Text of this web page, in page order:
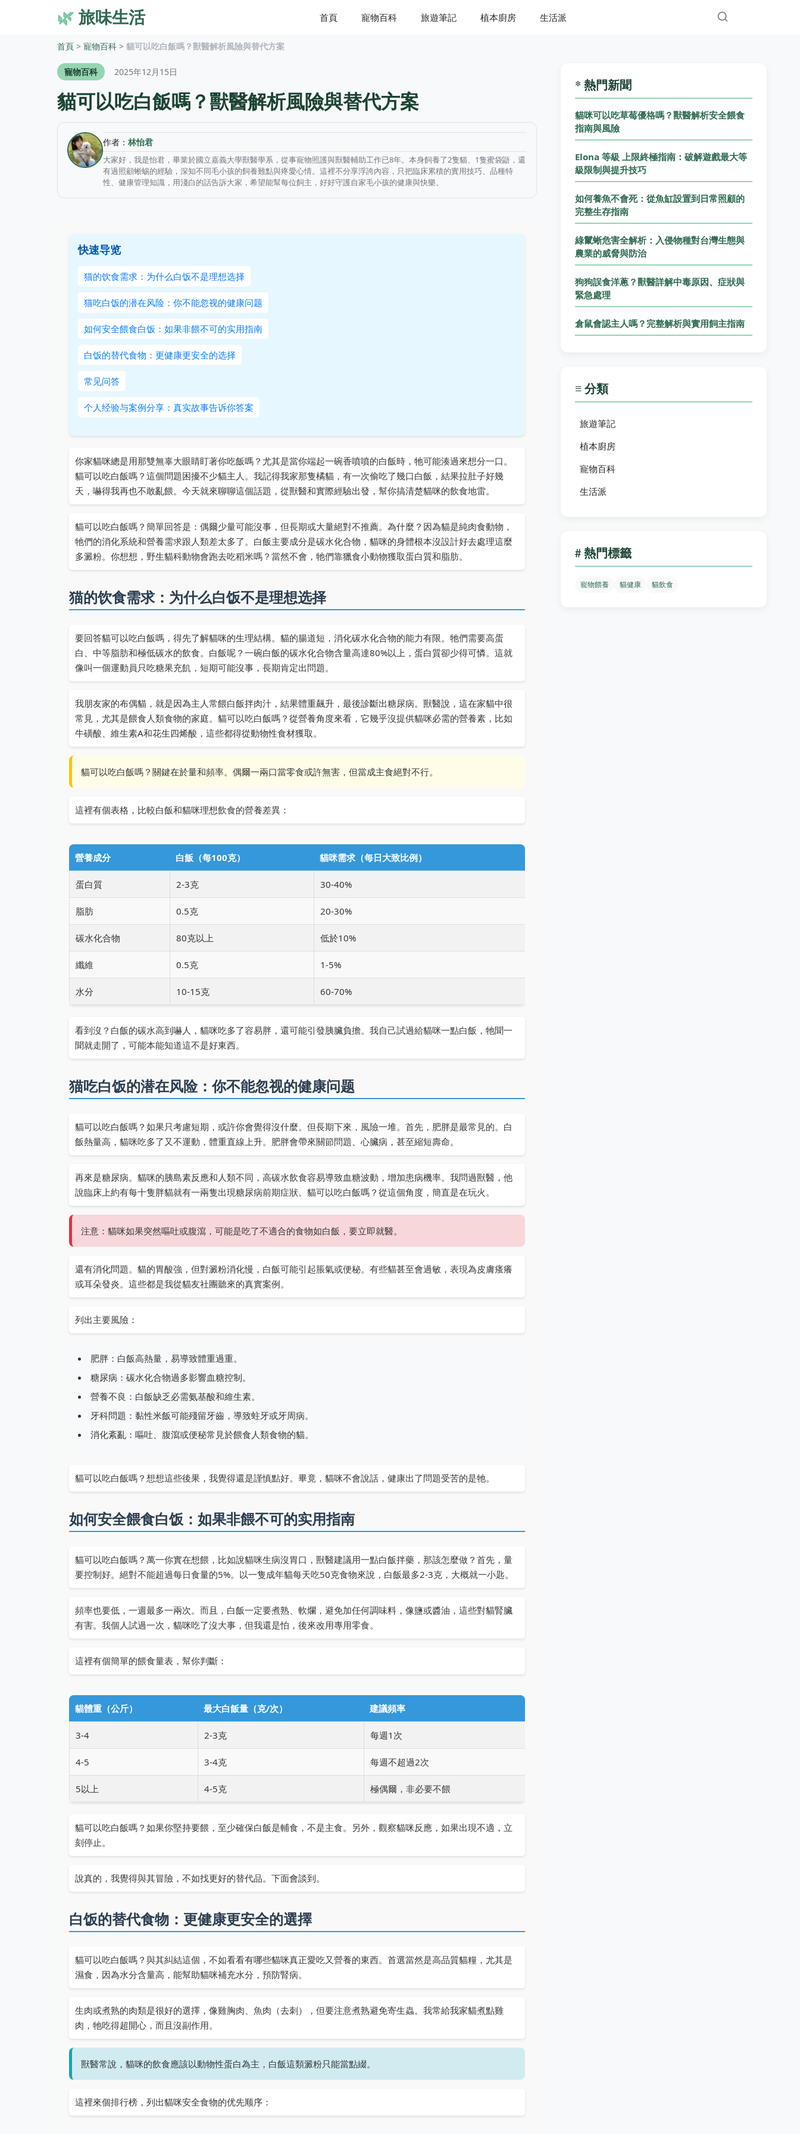
🌿旅味生活 首頁 寵物百科 旅遊筆記 植本廚房 生活派
首頁 > 寵物百科 > 貓可以吃白飯嗎？獸醫解析風險與替代方案
寵物百科 2025年12月15日
貓可以吃白飯嗎？獸醫解析風險與替代方案
作者： 林怡君
大家好，我是怡君，畢業於國立嘉義大學獸醫學系，從事寵物照護與獸醫輔助工作已8年。本身飼養了2隻貓、1隻蜜袋鼯，還
有過照顧蜥蜴的經驗，深知不同毛小孩的飼養難點與疼愛心情。這裡不分享浮誇內容，只把臨床累積的實用技巧、品種特
性、健康管理知識，用淺白的話告訴大家，希望能幫每位飼主，好好守護自家毛小孩的健康與快樂。
快速导览
猫的饮食需求：为什么白饭不是理想选择
猫吃白饭的潜在风险：你不能忽视的健康问题
如何安全餵食白饭：如果非餵不可的实用指南
白饭的替代食物：更健康更安全的选择
常见问答
个人经验与案例分享：真实故事告诉你答案
你家貓咪總是用那雙無辜大眼睛盯著你吃飯嗎？尤其是當你端起一碗香噴噴的白飯時，牠可能湊過來想分一口。
貓可以吃白飯嗎？這個問題困擾不少貓主人。我記得我家那隻橘貓，有一次偷吃了幾口白飯，結果拉肚子好幾
天，嚇得我再也不敢亂餵。今天就來聊聊這個話題，從獸醫和實際經驗出發，幫你搞清楚貓咪的飲食地雷。
貓可以吃白飯嗎？簡單回答是：偶爾少量可能沒事，但長期或大量絕對不推薦。為什麼？因為貓是純肉食動物，
牠們的消化系統和營養需求跟人類差太多了。白飯主要成分是碳水化合物，貓咪的身體根本沒設計好去處理這麼
多澱粉。你想想，野生貓科動物會跑去吃稻米嗎？當然不會，牠們靠獵食小動物獲取蛋白質和脂肪。
猫的饮食需求：为什么白饭不是理想选择
要回答貓可以吃白飯嗎，得先了解貓咪的生理結構。貓的腸道短，消化碳水化合物的能力有限。牠們需要高蛋
白、中等脂肪和極低碳水的飲食。白飯呢？一碗白飯的碳水化合物含量高達80%以上，蛋白質卻少得可憐。這就
像叫一個運動員只吃糖果充飢，短期可能沒事，長期肯定出問題。
我朋友家的布偶貓，就是因為主人常餵白飯拌肉汁，結果體重飆升，最後診斷出糖尿病。獸醫說，這在家貓中很
常見，尤其是餵食人類食物的家庭。貓可以吃白飯嗎？從營養角度來看，它幾乎沒提供貓咪必需的營養素，比如
牛磺酸、維生素A和花生四烯酸，這些都得從動物性食材獲取。
貓可以吃白飯嗎？關鍵在於量和頻率。偶爾一兩口當零食或許無害，但當成主食絕對不行。
這裡有個表格，比較白飯和貓咪理想飲食的營養差異：
營養成分 白飯（每100克） 貓咪需求（每日大致比例）
蛋白質 2-3克 30-40%
脂肪 0.5克 20-30%
碳水化合物 80克以上 低於10%
纖維 0.5克 1-5%
水分 10-15克 60-70%
看到沒？白飯的碳水高到嚇人，貓咪吃多了容易胖，還可能引發胰臟負擔。我自己試過給貓咪一點白飯，牠聞一
聞就走開了，可能本能知道這不是好東西。
猫吃白饭的潜在风险：你不能忽视的健康问题
貓可以吃白飯嗎？如果只考慮短期，或許你會覺得沒什麼。但長期下來，風險一堆。首先，肥胖是最常見的。白
飯熱量高，貓咪吃多了又不運動，體重直線上升。肥胖會帶來關節問題、心臟病，甚至縮短壽命。
再來是糖尿病。貓咪的胰島素反應和人類不同，高碳水飲食容易導致血糖波動，增加患病機率。我問過獸醫，他
說臨床上約有每十隻胖貓就有一兩隻出現糖尿病前期症狀。貓可以吃白飯嗎？從這個角度，簡直是在玩火。
注意：貓咪如果突然嘔吐或腹瀉，可能是吃了不適合的食物如白飯，要立即就醫。
還有消化問題。貓的胃酸強，但對澱粉消化慢，白飯可能引起脹氣或便秘。有些貓甚至會過敏，表現為皮膚瘙癢
或耳朵發炎。這些都是我從貓友社團聽來的真實案例。
列出主要風險：
肥胖：白飯高熱量，易導致體重過重。
糖尿病：碳水化合物過多影響血糖控制。
營養不良：白飯缺乏必需氨基酸和維生素。
牙科問題：黏性米飯可能殘留牙齒，導致蛀牙或牙周病。
消化紊亂：嘔吐、腹瀉或便秘常見於餵食人類食物的貓。
貓可以吃白飯嗎？想想這些後果，我覺得還是謹慎點好。畢竟，貓咪不會說話，健康出了問題受苦的是牠。
如何安全餵食白饭：如果非餵不可的实用指南
貓可以吃白飯嗎？萬一你實在想餵，比如說貓咪生病沒胃口，獸醫建議用一點白飯拌藥，那該怎麼做？首先，量
要控制好。絕對不能超過每日食量的5%。以一隻成年貓每天吃50克食物來說，白飯最多2-3克，大概就一小匙。
頻率也要低，一週最多一兩次。而且，白飯一定要煮熟、軟爛，避免加任何調味料，像鹽或醬油，這些對貓腎臟
有害。我個人試過一次，貓咪吃了沒大事，但我還是怕，後來改用專用零食。
這裡有個簡單的餵食量表，幫你判斷：
貓體重（公斤） 最大白飯量（克/次） 建議頻率
3-4 2-3克 每週1次
4-5 3-4克 每週不超過2次
5以上 4-5克 極偶爾，非必要不餵
貓可以吃白飯嗎？如果你堅持要餵，至少確保白飯是輔食，不是主食。另外，觀察貓咪反應，如果出現不適，立
刻停止。
說真的，我覺得與其冒險，不如找更好的替代品。下面會談到。
白饭的替代食物：更健康更安全的選擇
貓可以吃白飯嗎？與其糾結這個，不如看看有哪些貓咪真正愛吃又營養的東西。首選當然是高品質貓糧，尤其是
濕食，因為水分含量高，能幫助貓咪補充水分，預防腎病。
生肉或煮熟的肉類是很好的選擇，像雞胸肉、魚肉（去刺），但要注意煮熟避免寄生蟲。我常給我家貓煮點雞
肉，牠吃得超開心，而且沒副作用。
獸醫常說，貓咪的飲食應該以動物性蛋白為主，白飯這類澱粉只能當點綴。
這裡來個排行榜，列出貓咪安全食物的优先顺序：
* 熱門新聞
貓咪可以吃草莓優格嗎？獸醫解析安全餵食
指南與風險
Elona 等級 上限終極指南：破解遊戲最大等
級限制與提升技巧
如何養魚不會死：從魚缸設置到日常照顧的
完整生存指南
綠鬣蜥危害全解析：入侵物種對台灣生態與
農業的威脅與防治
狗狗誤食洋蔥？獸醫詳解中毒原因、症狀與
緊急處理
倉鼠會認主人嗎？完整解析與實用飼主指南
≡ 分類
旅遊筆記
植本廚房
寵物百科
生活派
# 熱門標籤
寵物餵養 貓健康 貓飲食